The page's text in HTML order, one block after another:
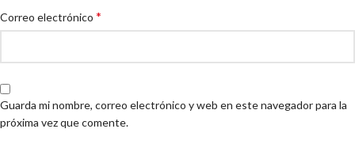
Correo electrónico *
Guarda mi nombre, correo electrónico y web en este navegador para la
próxima vez que comente.